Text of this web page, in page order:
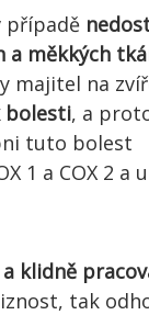
případě
a měkkých
majitel na
bolesti, a
tuto bolest
1 a COX 2 a
klidně
tak